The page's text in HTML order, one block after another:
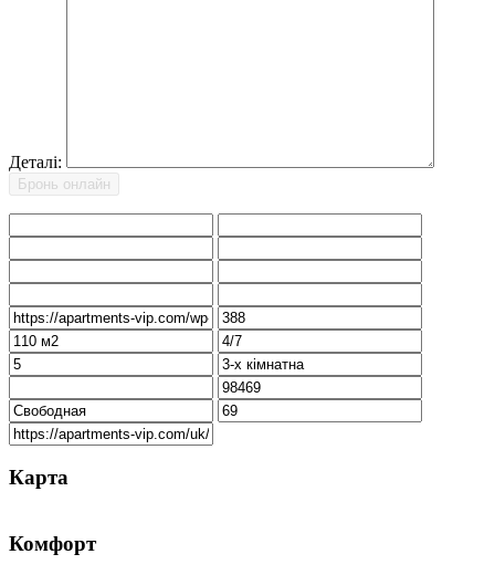
Деталі:
Карта
Комфорт